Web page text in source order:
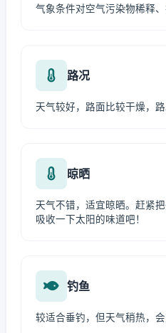
气象条件对空气污染物稀释
路况
天气较好，路面比较干燥，路
晾晒
天气不错，适宜晾晒。赶紧
吸收一下太阳的味道吧！
钓鱼
较适合垂钓，但天气稍热，